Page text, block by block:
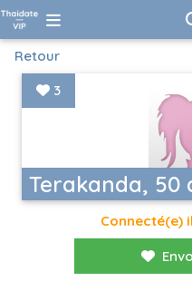
Retour
Terakanda, 50
3
Connecté(e)